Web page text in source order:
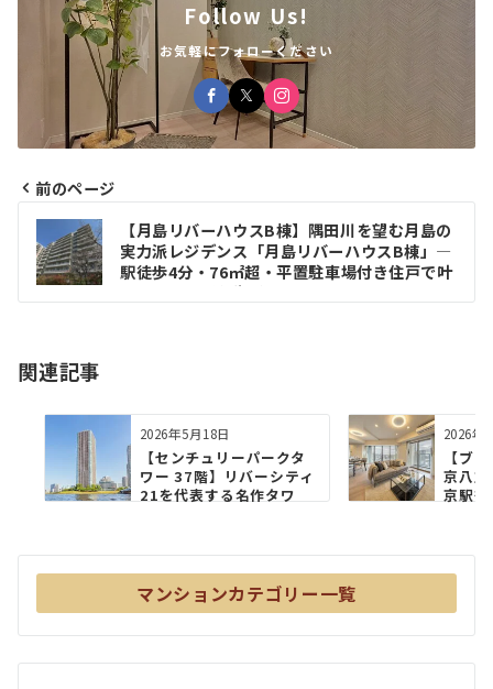
Follow Us!
お気軽にフォローください
投
稿
ナ
ゲ
前のページ
【月島リバーハウスB棟】隅田川を望む月島の
実力派レジデンス「月島リバーハウスB棟」―
駅徒歩4分・76㎡超・平置駐車場付き住戸で叶
える豊かな都心生活
関連記事
2026年5月18日
【センチュリーパークタ
ワー 37階】リバーシティ
21を代表する名作タワ
2026年
【ブ
京八
京駅
マンションカテゴリー一覧